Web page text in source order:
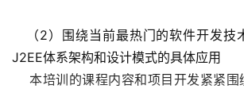
（2）围绕当前最热门的软件开发技
J2EE体系架构和设计模式的具体应用
本培训的课程内容和项目开发紧紧围